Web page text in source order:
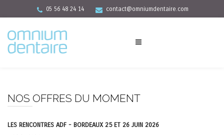
05 56 48 24 14 contact@omniumdentaire.com
NOS OFFRES DU MOMENT
LES RENCONTRES ADF - BORDEAUX 25 ET 26 JUIN 2026